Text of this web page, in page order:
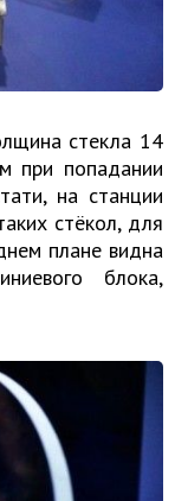
стекла 14
при попадании
на станции
стёкол, для
плане видна
блока,